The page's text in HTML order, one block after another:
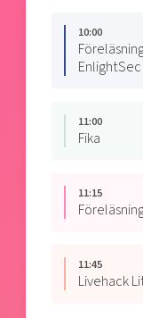
10:00
EnlightSec
11:00
Fika
11:15
11:45
Livehack